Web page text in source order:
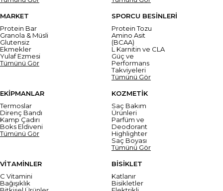
MARKET
Protein Bar
Granola & Müsli
Glutensiz
Ekmekler
Yulaf Ezmesi
Tümünü Gör
SPORCU BESİNLERİ
Protein Tozu
Amino Asit
(BCAA)
L Karnitin ve CLA
Güç ve
Performans
Takviyeleri
Tümünü Gör
EKİPMANLAR
Termoslar
Direnç Bandı
Kamp Çadırı
Boks Eldiveni
Tümünü Gör
KOZMETİK
Saç Bakım
Ürünleri
Parfüm ve
Deodorant
Highlighter
Saç Boyası
Tümünü Gör
VİTAMİNLER
C Vitamini
Bağışıklık
BİSİKLET
Katlanır
Bisikletler